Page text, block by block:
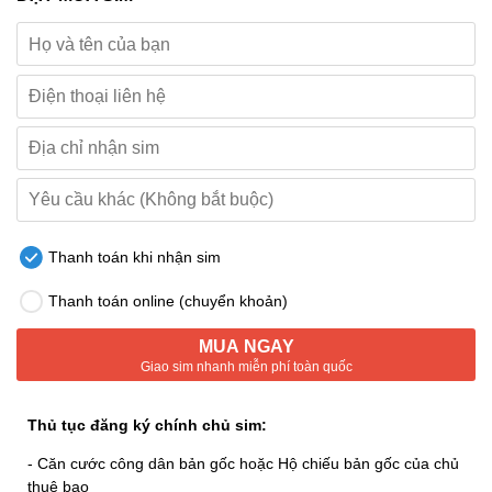
Thanh toán khi nhận sim
Thanh toán online (chuyển khoản)
MUA NGAY
Giao sim nhanh miễn phí toàn quốc
Thủ tục đăng ký chính chủ sim:
- Căn cước công dân bản gốc hoặc Hộ chiếu bản gốc của chủ
thuê bao